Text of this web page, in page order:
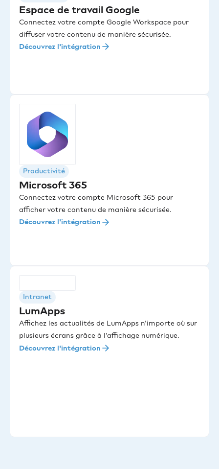
Espace de travail Google
Connectez votre compte Google Workspace pour
diffuser votre contenu de manière sécurisée.
Découvrez l'intégration
Productivité
Microsoft 365
Connectez votre compte Microsoft 365 pour
afficher votre contenu de manière sécurisée.
Découvrez l'intégration
Intranet
LumApps
Affichez les actualités de LumApps n'importe où sur
plusieurs écrans grâce à l'affichage numérique.
Découvrez l'intégration